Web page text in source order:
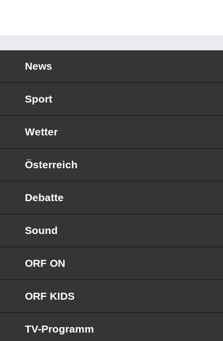
News
Sport
Wetter
Österreich
Debatte
Sound
ORF ON
ORF KIDS
TV-Programm